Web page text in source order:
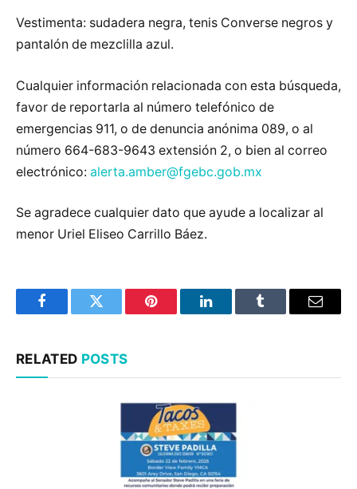
Vestimenta: sudadera negra, tenis Converse negros y
pantalón de mezclilla azul.
Cualquier información relacionada con esta búsqueda,
favor de reportarla al número telefónico de
emergencias 911, o de denuncia anónima 089, o al
número 664-683-9643 extensión 2, o bien al correo
electrónico: alerta.amber@fgebc.gob.mx
Se agradece cualquier dato que ayude a localizar al
menor Uriel Eliseo Carrillo Báez.
FacebookTwitter Pinterest LinkedInTumblr Email
RELATED POSTS